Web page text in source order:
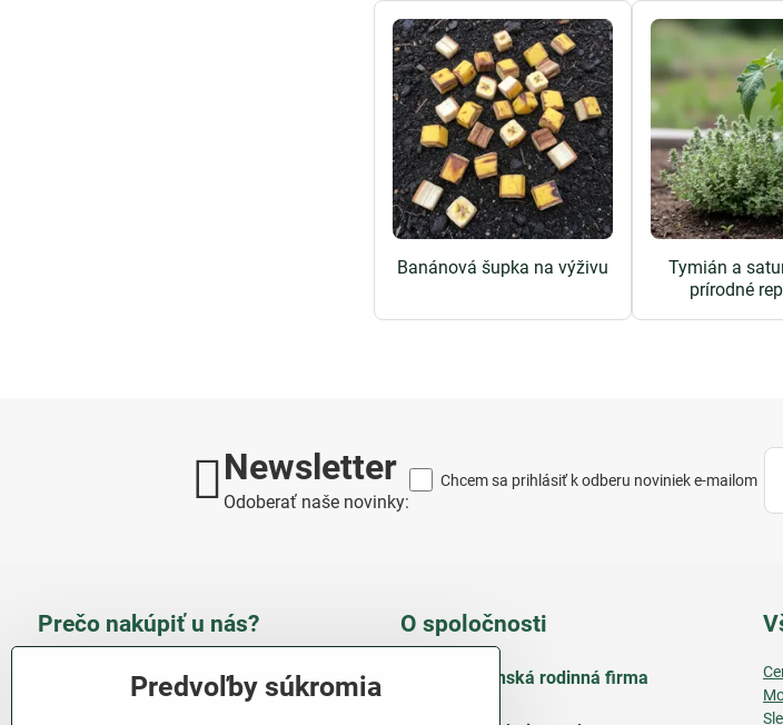
Banánová šupka na výživu
Tymián a
prírodné
Newsletter
Odoberať naše novinky:
Chcem sa prihlásiť k odberu noviniek e-mailom
Prečo nakúpiť u nás?
Takmer 100 % spokojných
zákazníkov
O spoločnosti
Slovenská rodinná firma
Predvoľby súkromia